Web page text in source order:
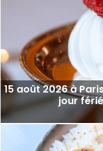
15 août 2026 à
jour